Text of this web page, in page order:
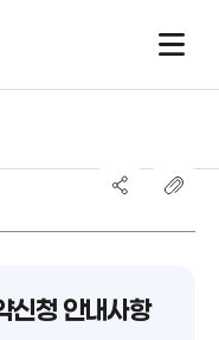
신청 안내사항